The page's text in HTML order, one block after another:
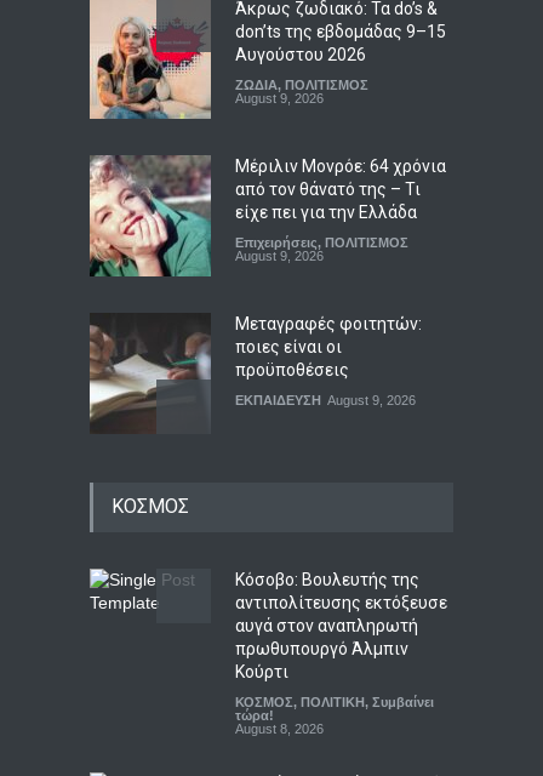
Άκρως ζωδιακό: Τα do’s &
don’ts της εβδομάδας 9–15
Αυγούστου 2026
ΖΩΔΙΑ, ΠΟΛΙΤΙΣΜΟΣ
August 9, 2026
Μέριλιν Μονρόε: 64 χρόνια
από τον θάνατό της – Τι
είχε πει για την Ελλάδα
Επιχειρήσεις, ΠΟΛΙΤΙΣΜΟΣ
August 9, 2026
Μεταγραφές φοιτητών:
ποιες είναι οι
προϋποθέσεις
ΕΚΠΑΙΔΕΥΣΗ August 9, 2026
Ο Πήλιος ανανέωσε το
συμβόλαιό του με την ΑΕΚ
μέχρι το 2030
Αθλητικά
ΚΟΣΜΟΣ
Κόσοβο: Βουλευτής της
αντιπολίτευσης εκτόξευσε
αυγά στον αναπληρωτή
πρωθυπουργό Άλμπιν
Κούρτι
ΚΟΣΜΟΣ, ΠΟΛΙΤΙΚΗ, Συμβαίνει
τώρα!
August 8, 2026